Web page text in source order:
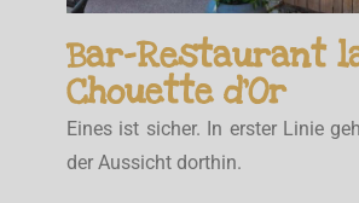
Bar-Restaurant
Chouette d'Or
Eines ist sicher. In erster Linie
der Aussicht dorthin.